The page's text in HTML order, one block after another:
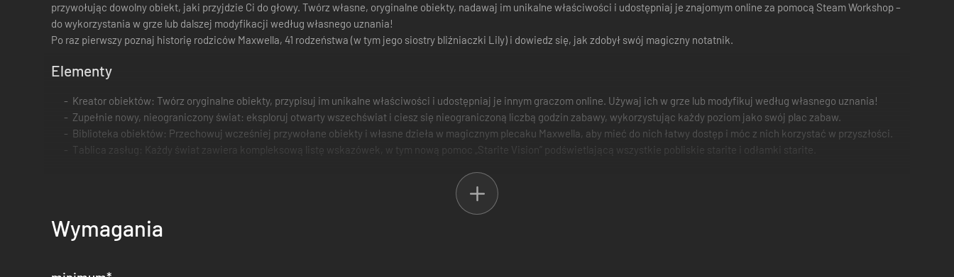
przywołując dowolny obiekt, jaki przyjdzie Ci do głowy. Twórz własne, oryginalne obiekty, nadawaj im unikalne właściwości i udostępniaj je znajomym online za pomocą Steam Workshop –
do wykorzystania w grze lub dalszej modyfikacji według własnego uznania!
Po raz pierwszy poznaj historię rodziców Maxwella, 41 rodzeństwa (w tym jego siostry bliźniaczki Lily) i dowiedz się, jak zdobył swój magiczny notatnik.
Elementy
Kreator obiektów: Twórz oryginalne obiekty, przypisuj im unikalne właściwości i udostępniaj je innym graczom online. Używaj ich w grze lub modyfikuj według własnego uznania!
Zupełnie nowy, nieograniczony świat: eksploruj otwarty wszechświat i ciesz się nieograniczoną liczbą godzin zabawy, wykorzystując każdy poziom jako swój plac zabaw.
Biblioteka obiektów: Przechowuj wcześniej przywołane obiekty i własne dzieła w magicznym plecaku Maxwella, aby mieć do nich łatwy dostęp i móc z nich korzystać w przyszłości.
Tablica zasług: Każdy świat zawiera kompleksową listę wskazówek, w tym nową pomoc „Starite Vision” podświetlającą wszystkie pobliskie starite i odłamki starite.
Wymagania